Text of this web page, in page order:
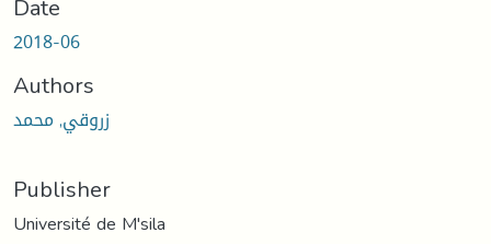
2018-06
Authors
زروقي, محمد
Publisher
Université de M'sila